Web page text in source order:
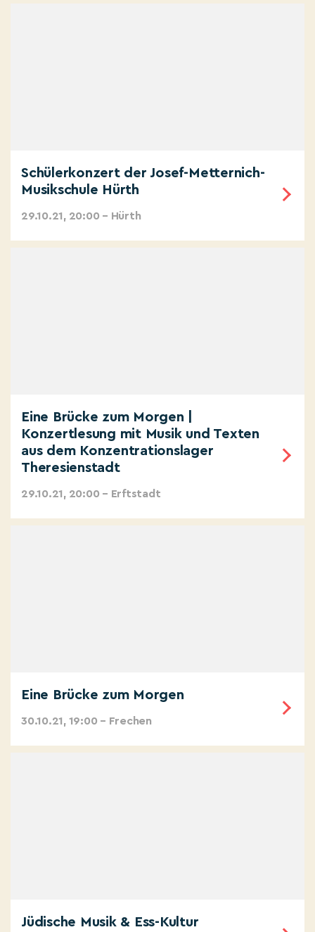
Schülerkonzert der Josef-Metternich-
Musikschule Hürth
29.10.21, 20:00 – Hürth
Eine Brücke zum Morgen |
Konzertlesung mit Musik und Texten
aus dem Konzentrationslager
Theresienstadt
29.10.21, 20:00 – Erftstadt
Eine Brücke zum Morgen
30.10.21, 19:00 – Frechen
Jüdische Musik & Ess-Kultur